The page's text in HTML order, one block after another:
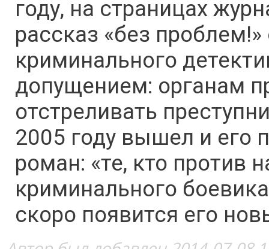
году, на страницах
рассказ «без
криминального
допущением: органам
отстреливать
2005 году вышел и его
роман: «те, кто против
криминального
скоро появится его